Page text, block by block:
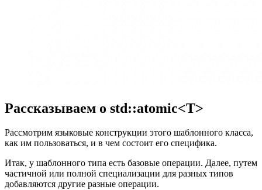
Рассказываем о std::atomic<T>
Рассмотрим языковые конструкции этого шаблонного класса,
как им пользоваться, и в чем состоит его специфика.
Итак, у шаблонного типа есть базовые операции. Далее, путем
частичной или полной специализации для разных типов
добавляются другие разные операции.